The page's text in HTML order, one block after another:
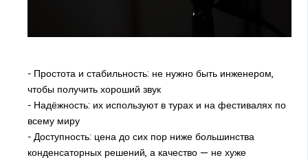
- Простота и стабильность: не нужно быть инженером,
чтобы получить хороший звук
- Надёжность: их используют в турах и на фестивалях по
всему миру
- Доступность: цена до сих пор ниже большинства
конденсаторных решений, а качество — не хуже